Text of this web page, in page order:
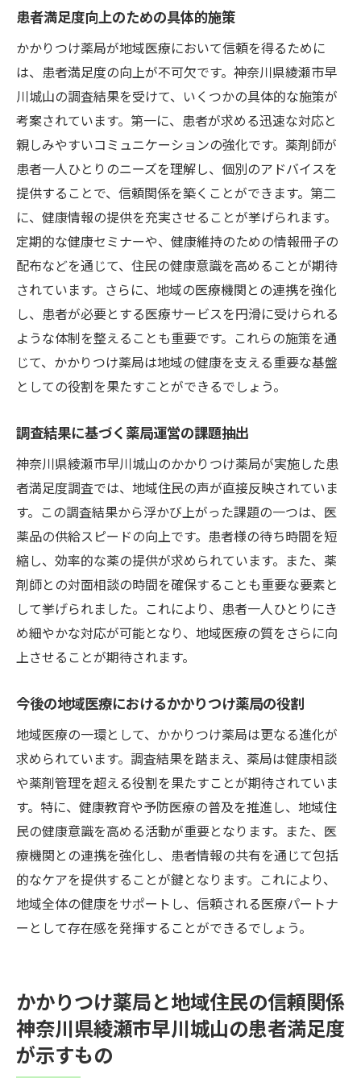
患者満足度向上のための具体的施策
かかりつけ薬局が地域医療において信頼を得るために
は、患者満足度の向上が不可欠です。神奈川県綾瀬市早
川城山の調査結果を受けて、いくつかの具体的な施策が
考案されています。第一に、患者が求める迅速な対応と
親しみやすいコミュニケーションの強化です。薬剤師が
患者一人ひとりのニーズを理解し、個別のアドバイスを
提供することで、信頼関係を築くことができます。第二
に、健康情報の提供を充実させることが挙げられます。
定期的な健康セミナーや、健康維持のための情報冊子の
配布などを通じて、住民の健康意識を高めることが期待
されています。さらに、地域の医療機関との連携を強化
し、患者が必要とする医療サービスを円滑に受けられる
ような体制を整えることも重要です。これらの施策を通
じて、かかりつけ薬局は地域の健康を支える重要な基盤
としての役割を果たすことができるでしょう。
調査結果に基づく薬局運営の課題抽出
神奈川県綾瀬市早川城山のかかりつけ薬局が実施した患
者満足度調査では、地域住民の声が直接反映されていま
す。この調査結果から浮かび上がった課題の一つは、医
薬品の供給スピードの向上です。患者様の待ち時間を短
縮し、効率的な薬の提供が求められています。また、薬
剤師との対面相談の時間を確保することも重要な要素と
して挙げられました。これにより、患者一人ひとりにき
め細やかな対応が可能となり、地域医療の質をさらに向
上させることが期待されます。
今後の地域医療におけるかかりつけ薬局の役割
地域医療の一環として、かかりつけ薬局は更なる進化が
求められています。調査結果を踏まえ、薬局は健康相談
や薬剤管理を超える役割を果たすことが期待されていま
す。特に、健康教育や予防医療の普及を推進し、地域住
民の健康意識を高める活動が重要となります。また、医
療機関との連携を強化し、患者情報の共有を通じて包括
的なケアを提供することが鍵となります。これにより、
地域全体の健康をサポートし、信頼される医療パートナ
ーとして存在感を発揮することができるでしょう。
かかりつけ薬局と地域住民の信頼関係
神奈川県綾瀬市早川城山の患者満足度
が示すもの